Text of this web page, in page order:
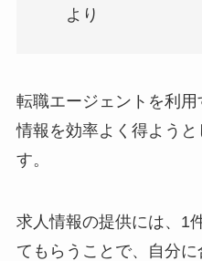
より
転職エージェントを利
情報を効率よく得よう
す。
求人情報の提供には、1
てもらうことで、自分